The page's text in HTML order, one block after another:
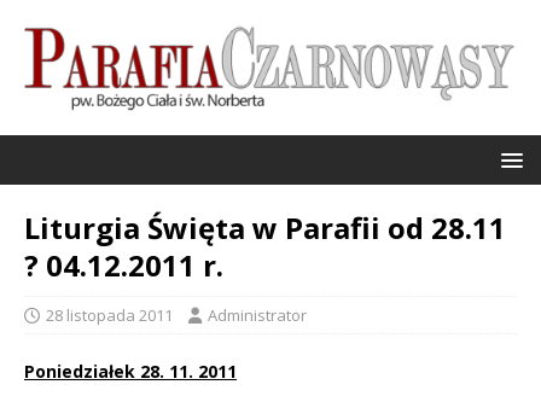
Liturgia Święta w Parafii od 28.11
? 04.12.2011 r.
28 listopada 2011 Administrator
Poniedziałek 28. 11. 2011